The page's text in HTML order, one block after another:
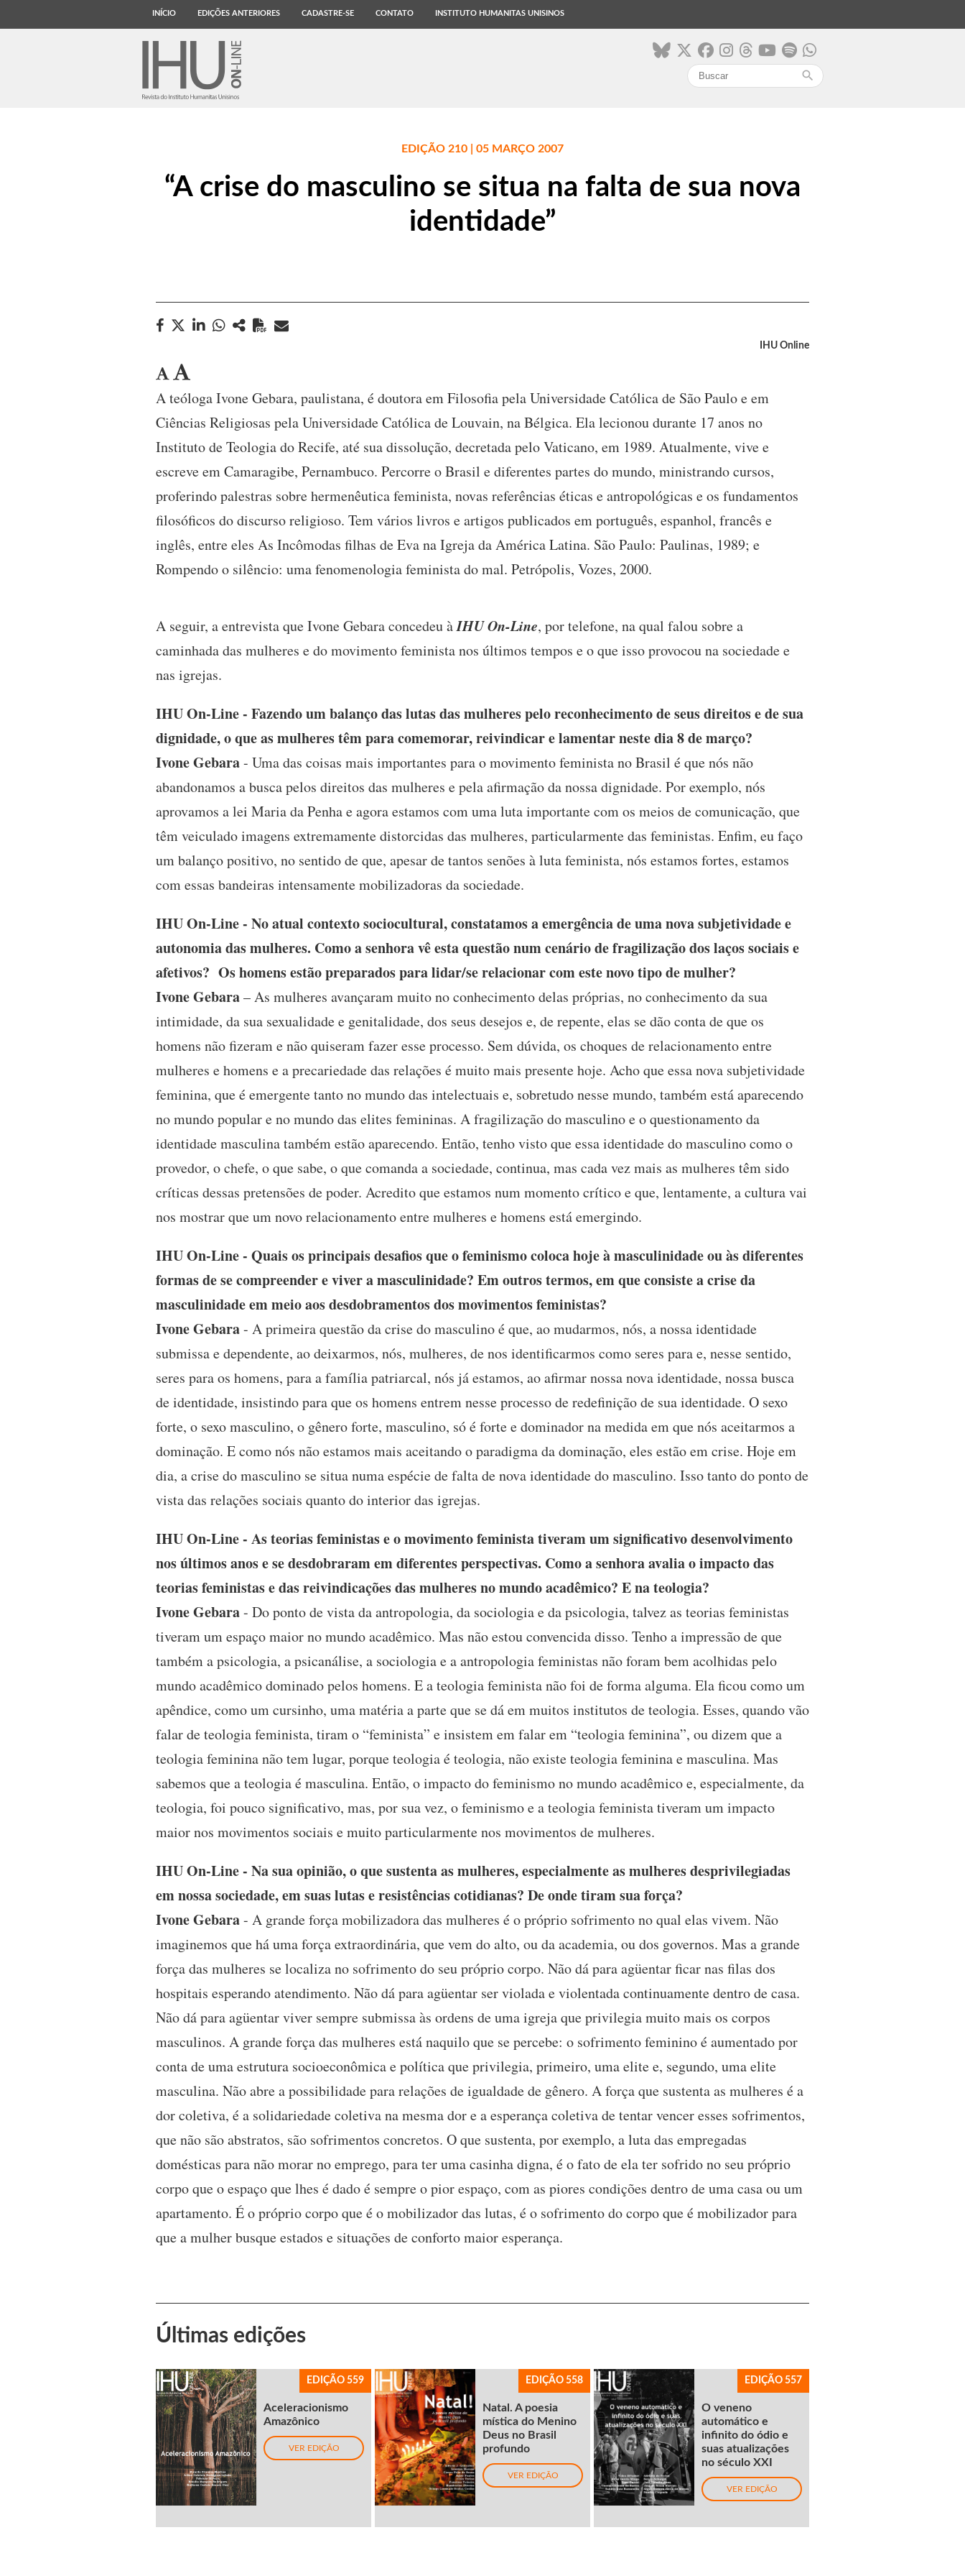
INÍCIO EDIÇÕES ANTERIORES CADASTRE-SE CONTATO INSTITUTO HUMANITAS UNISINOS
search
EDIÇÃO 210 | 05 MARÇO 2007
“A crise do masculino se situa na falta de sua nova
identidade”
IHU Online
A teóloga Ivone Gebara, paulistana, é doutora em Filosofia pela Universidade Católica de São Paulo e em
Ciências Religiosas pela Universidade Católica de Louvain, na Bélgica. Ela lecionou durante 17 anos no
Instituto de Teologia do Recife, até sua dissolução, decretada pelo Vaticano, em 1989. Atualmente, vive e
escreve em Camaragibe, Pernambuco. Percorre o Brasil e diferentes partes do mundo, ministrando cursos,
proferindo palestras sobre hermenêutica feminista, novas referências éticas e antropológicas e os fundamentos
filosóficos do discurso religioso. Tem vários livros e artigos publicados em português, espanhol, francês e
inglês, entre eles As Incômodas filhas de Eva na Igreja da América Latina. São Paulo: Paulinas, 1989; e
Rompendo o silêncio: uma fenomenologia feminista do mal. Petrópolis, Vozes, 2000.
A seguir, a entrevista que Ivone Gebara concedeu àIHU On-Line, por telefone, na qual falou sobre a
caminhada das mulheres e do movimento feminista nos últimos tempos e o que isso provocou na sociedade e
nas igrejas.
IHU On-Line - Fazendo um balanço das lutas das mulheres pelo reconhecimento de seus direitos e de sua
dignidade, o que as mulheres têm para comemorar, reivindicar e lamentar neste dia 8 de março?
Ivone Gebara- Uma das coisas mais importantes para o movimento feminista no Brasil é que nós não
abandonamos a busca pelos direitos das mulheres e pela afirmação da nossa dignidade. Por exemplo, nós
aprovamos a lei Maria da Penha e agora estamos com uma luta importante com os meios de comunicação, que
têm veiculado imagens extremamente distorcidas das mulheres, particularmente das feministas. Enfim, eu faço
um balanço positivo, no sentido de que, apesar de tantos senões à luta feminista, nós estamos fortes, estamos
com essas bandeiras intensamente mobilizadoras da sociedade.
IHU On-Line - No atual contexto sociocultural, constatamos a emergência de uma nova subjetividade e
autonomia das mulheres. Como a senhora vê esta questão num cenário de fragilização dos laços sociais e
afetivos? Os homens estão preparados para lidar/se relacionar com este novo tipo de mulher?
Ivone Gebara– As mulheres avançaram muito no conhecimento delas próprias, no conhecimento da sua
intimidade, da sua sexualidade e genitalidade, dos seus desejos e, de repente, elas se dão conta de que os
homens não fizeram e não quiseram fazer esse processo. Sem dúvida, os choques de relacionamento entre
mulheres e homens e a precariedade das relações é muito mais presente hoje. Acho que essa nova subjetividade
feminina, que é emergente tanto no mundo das intelectuais e, sobretudo nesse mundo, também está aparecendo
no mundo popular e no mundo das elites femininas. A fragilização do masculino e o questionamento da
identidade masculina também estão aparecendo. Então, tenho visto que essa identidade do masculino como o
provedor, o chefe, o que sabe, o que comanda a sociedade, continua, mas cada vez mais as mulheres têm sido
críticas dessas pretensões de poder. Acredito que estamos num momento crítico e que, lentamente, a cultura vai
nos mostrar que um novo relacionamento entre mulheres e homens está emergindo.
IHU On-Line - Quais os principais desafios que o feminismo coloca hoje à masculinidade ou às diferentes
formas de se compreender e viver a masculinidade? Em outros termos, em que consiste a crise da
masculinidade em meio aos desdobramentos dos movimentos feministas?
Ivone Gebara- A primeira questão da crise do masculino é que, ao mudarmos, nós, a nossa identidade
submissa e dependente, ao deixarmos, nós, mulheres, de nos identificarmos como seres para e, nesse sentido,
seres para os homens, para a família patriarcal, nós já estamos, ao afirmar nossa nova identidade, nossa busca
de identidade, insistindo para que os homens entrem nesse processo de redefinição de sua identidade. O sexo
forte, o sexo masculino, o gênero forte, masculino, só é forte e dominador na medida em que nós aceitarmos a
dominação. E como nós não estamos mais aceitando o paradigma da dominação, eles estão em crise. Hoje em
dia, a crise do masculino se situa numa espécie de falta de nova identidade do masculino. Isso tanto do ponto de
vista das relações sociais quanto do interior das igrejas.
IHU On-Line - As teorias feministas e o movimento feminista tiveram um significativo desenvolvimento
nos últimos anos e se desdobraram em diferentes perspectivas. Como a senhora avalia o impacto das
teorias feministas e das reivindicações das mulheres no mundo acadêmico? E na teologia?
Ivone Gebara- Do ponto de vista da antropologia, da sociologia e da psicologia, talvez as teorias feministas
tiveram um espaço maior no mundo acadêmico. Mas não estou convencida disso. Tenho a impressão de que
também a psicologia, a psicanálise, a sociologia e a antropologia feministas não foram bem acolhidas pelo
mundo acadêmico dominado pelos homens. E a teologia feminista não foi de forma alguma. Ela ficou como um
apêndice, como um cursinho, uma matéria a parte que se dá em muitos institutos de teologia. Esses, quando vão
falar de teologia feminista, tiram o “feminista” e insistem em falar em “teologia feminina”, ou dizem que a
teologia feminina não tem lugar, porque teologia é teologia, não existe teologia feminina e masculina. Mas
sabemos que a teologia é masculina. Então, o impacto do feminismo no mundo acadêmico e, especialmente, da
teologia, foi pouco significativo, mas, por sua vez, o feminismo e a teologia feminista tiveram um impacto
maior nos movimentos sociais e muito particularmente nos movimentos de mulheres.
IHU On-Line - Na sua opinião, o que sustenta as mulheres, especialmente as mulheres desprivilegiadas
em nossa sociedade, em suas lutas e resistências cotidianas? De onde tiram sua força?
Ivone Gebara- A grande força mobilizadora das mulheres é o próprio sofrimento no qual elas vivem. Não
imaginemos que há uma força extraordinária, que vem do alto, ou da academia, ou dos governos. Mas a grande
força das mulheres se localiza no sofrimento do seu próprio corpo. Não dá para agüentar ficar nas filas dos
hospitais esperando atendimento. Não dá para agüentar ser violada e violentada continuamente dentro de casa.
Não dá para agüentar viver sempre submissa às ordens de uma igreja que privilegia muito mais os corpos
masculinos. A grande força das mulheres está naquilo que se percebe: o sofrimento feminino é aumentado por
conta de uma estrutura socioeconômica e política que privilegia, primeiro, uma elite e, segundo, uma elite
masculina. Não abre a possibilidade para relações de igualdade de gênero. A força que sustenta as mulheres é a
dor coletiva, é a solidariedade coletiva na mesma dor e a esperança coletiva de tentar vencer esses sofrimentos,
que não são abstratos, são sofrimentos concretos. O que sustenta, por exemplo, a luta das empregadas
domésticas para não morar no emprego, para ter uma casinha digna, é o fato de ela ter sofrido no seu próprio
corpo que o espaço que lhes é dado é sempre o pior espaço, com as piores condições dentro de uma casa ou um
apartamento. É o próprio corpo que é o mobilizador das lutas, é o sofrimento do corpo que é mobilizador para
que a mulher busque estados e situações de conforto maior esperança.
Últimas edições
EDIÇÃO 559
Aceleracionismo
Amazônico
VER EDIÇÃO
EDIÇÃO 558
Natal. A poesia
mística do Menino
Deus no Brasil
profundo
VER EDIÇÃO
EDIÇÃO 557
O veneno
automático e
infinito do ódio e
suas atualizações
no século XXI
VER EDIÇÃO